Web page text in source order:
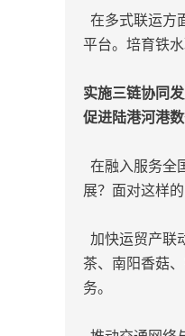
在多式联运方
平台。培育铁
实施三链协同
促进陆港河港
在融入服务全
展？面对这样
加快运贸产联
茶、南阳香菇
务。